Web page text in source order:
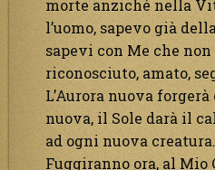
morte anziché nella
l’uomo, sapevo già
sapevi con Me che
riconosciuto, amato,
L’Aurora nuova
nuova, il Sole darà il
ad ogni nuova creatura.
Fuggiranno ora, al